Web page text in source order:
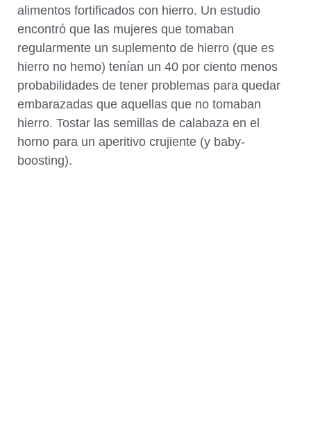
alimentos fortificados con hierro. Un estudio
encontró que las mujeres que tomaban
regularmente un suplemento de hierro (que es
hierro no hemo) tenían un 40 por ciento menos
probabilidades de tener problemas para quedar
embarazadas que aquellas que no tomaban
hierro. Tostar las semillas de calabaza en el
horno para un aperitivo crujiente (y baby-
boosting).